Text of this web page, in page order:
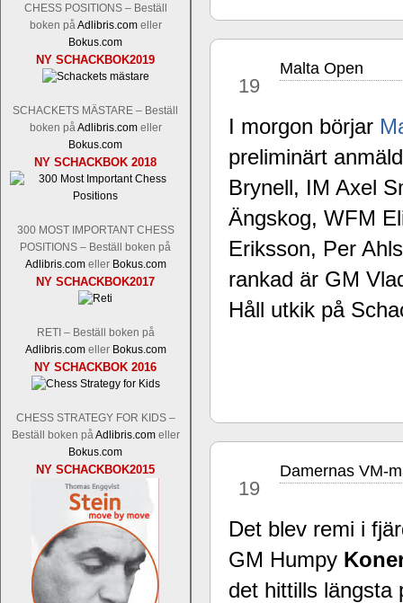
CHESS POSITIONS – Beställ
boken på Adlibris.comeller
Bokus.com
NY SCHACKBOK2019
SCHACKETS MÄSTARE – Beställ
boken på Adlibris.comeller
Bokus.com
NY SCHACKBOK 2018
300 MOST IMPORTANT CHESS
POSITIONS – Beställ boken på
Adlibris.comeller Bokus.com
NY SCHACKBOK2017
RETI – Beställ boken på
Adlibris.comeller Bokus.com
NY SCHACKBOK 2016
CHESS STRATEGY FOR KIDS –
Beställ boken på Adlibris.comeller
Bokus.com
NY SCHACKBOK2015
kämpar om Sverigemästartiteln.
status, och Tikkanen är säkert mätt
Tom Rydström-GM Thomas Ernst.
En svensk schackbok - Schackets
om Ulf Anderssons makalösa
en förfrågan av författarna.
betänketiden så schack bör
Frilansjournalisten och
En av världens genom tiderna
19
Malta Open
I morgon börjar
preliminärt
Brynell, IM Axel
Ängskog, WFM
Eriksson, Per
rankad är GM
Håll utkik på
19
Damernas VM-
Det blev remi i
GM Humpy
det hittills längsta